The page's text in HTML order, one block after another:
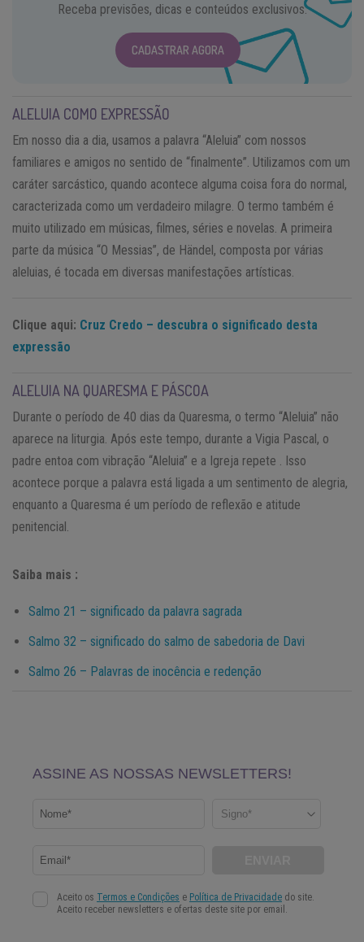
Receba previsões, dicas e conteúdos exclusivos.
CADASTRAR AGORA
ALELUIA COMO EXPRESSÃO
Em nosso dia a dia, usamos a palavra “Aleluia” com nossos
familiares e amigos no sentido de “finalmente”. Utilizamos com um
caráter sarcástico, quando acontece alguma coisa fora do normal,
caracterizada como um verdadeiro milagre. O termo também é
muito utilizado em músicas, filmes, séries e novelas. A primeira
parte da música “O Messias”, de Händel, composta por várias
aleluias, é tocada em diversas manifestações artísticas.
Clique aqui: Cruz Credo – descubra o significado desta
expressão
ALELUIA NA QUARESMA E PÁSCOA
Durante o período de 40 dias da Quaresma, o termo “Aleluia” não
aparece na liturgia. Após este tempo, durante a Vigia Pascal, o
padre entoa com vibração “Aleluia” e a Igreja repete . Isso
acontece porque a palavra está ligada a um sentimento de alegria,
enquanto a Quaresma é um período de reflexão e atitude
penitencial.
Saiba mais :
Salmo 21 – significado da palavra sagrada
Salmo 32 – significado do salmo de sabedoria de Davi
Salmo 26 – Palavras de inocência e redenção